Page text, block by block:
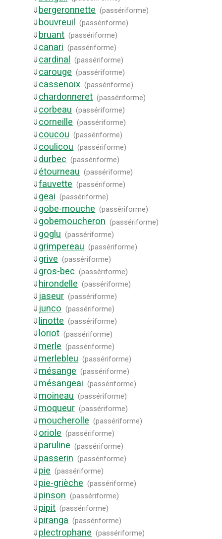
⇓ bergeronnette (passériforme)
⇓ bouvreuil (passériforme)
⇓ bruant (passériforme)
⇓ canari (passériforme)
⇓ cardinal (passériforme)
⇓ carouge (passériforme)
⇓ cassenoix (passériforme)
⇓ chardonneret (passériforme)
⇓ corbeau (passériforme)
⇓ corneille (passériforme)
⇓ coucou (passériforme)
⇓ coulicou (passériforme)
⇓ durbec (passériforme)
⇓ étourneau (passériforme)
⇓fauvette (passériforme)
⇓ geai (passériforme)
⇓ gobe-mouche (passériforme)
⇓ gobemoucheron (passériforme)
⇓ goglu (passériforme)
⇓ grimpereau (passériforme)
⇓ grive (passériforme)
⇓ gros-bec (passériforme)
⇓ hirondelle (passériforme)
⇓ jaseur (passériforme)
⇓ junco (passériforme)
⇓ linotte (passériforme)
⇓ loriot (passériforme)
⇓ merle (passériforme)
⇓ merlebleu (passériforme)
⇓ mésange (passériforme)
⇓ mésangeai (passériforme)
⇓ moineau (passériforme)
⇓ moqueur (passériforme)
⇓ moucherolle (passériforme)
⇓ oriole (passériforme)
⇓ paruline (passériforme)
⇓ passerin (passériforme)
⇓ pie (passériforme)
⇓ pie-grièche (passériforme)
⇓ pinson (passériforme)
⇓ pipit (passériforme)
⇓ piranga (passériforme)
⇓ plectrophane (passériforme)